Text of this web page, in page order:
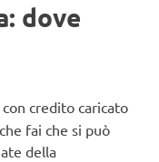
dove
credito caricato
fai che si può
della